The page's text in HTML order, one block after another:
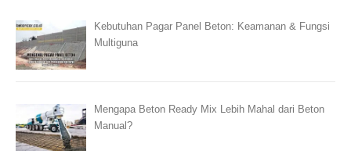
Kebutuhan Pagar Panel Beton: Keamanan & Fungsi
Multiguna
Mengapa Beton Ready Mix Lebih Mahal dari Beton
Manual?